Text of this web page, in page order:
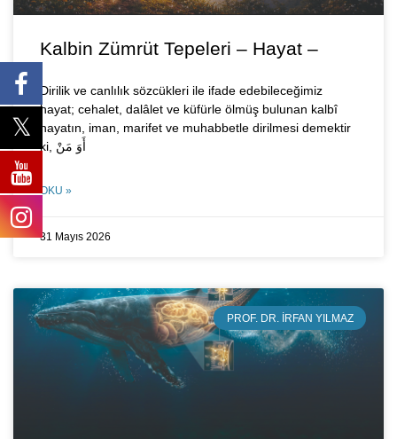
Kalbin Zümrüt Tepeleri – Hayat –
Dirilik ve canlılık sözcükleri ile ifade edebileceğimiz
hayat; cehalet, dalâlet ve küfürle ölmüş bulunan kalbî
hayatın, iman, marifet ve muhabbetle dirilmesi demektir
ki, أَوَ مَنْ
OKU »
31 Mayıs 2026
PROF. DR. İRFAN YILMAZ